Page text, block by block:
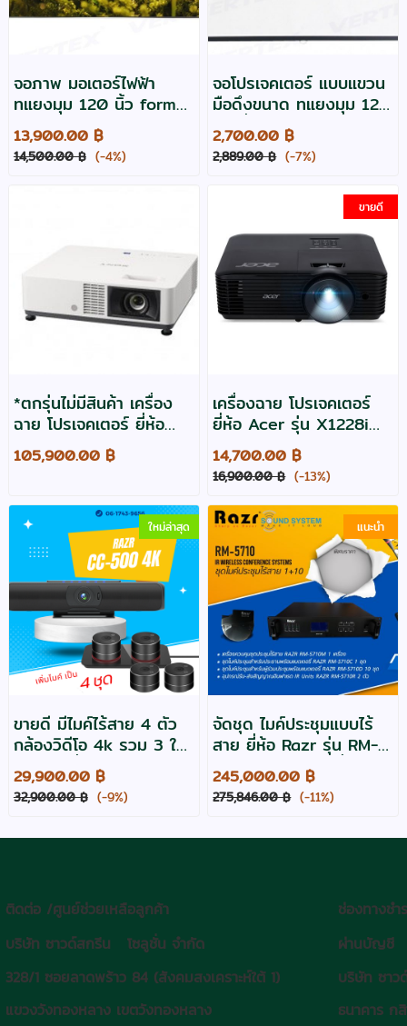
จอภาพ มอเตอร์ไฟฟ้า
ทแยงมุม 120 นิ้ว format
16:9 ยี่ห้อ Vertex
13,900.00 ฿
14,500.00 ฿ (-4%)
จอโปรเจคเตอร์ แบบแขวน
มือดึงขนาด ทแยงมุม 120
นิ้ว ยี่ห้อ Screenboy
2,700.00 ฿
2,889.00 ฿ (-7%)
*ตกรุ่นไม่มีสินค้า เครื่อง
ฉาย โปรเจคเตอร์ ยี่ห้อ
Sony รุ่น VPL-PHZ50
สว่าง 5000,WUXA
105,900.00 ฿
ขายดี
เครื่องฉาย โปรเจคเตอร์
ยี่ห้อ Acer รุ่น X1228i
สว่าง 4000 ระดับ XGA
,มี WIFI
14,700.00 ฿
16,900.00 ฿ (-13%)
ใหม่ล่าสุด
ขายดี มีไมค์ไร้สาย 4 ตัว
กล้องวิดีโอ 4k รวม 3 ใน
1 เดียว ยี่ห้อ Razr รุ่น
CC-500-4K ประกัน 2 ปี
29,900.00 ฿
32,900.00 ฿ (-9%)
แนะนำ
จัดชุด ไมค์ประชุมแบบไร้
สาย ยี่ห้อ Razr รุ่น RM-
5710 สำหรับ 11 ที่นั่ง
245,000.00 ฿
275,846.00 ฿ (-11%)
ติดต่อ /ศูนย์ช่วยเหลือลูกค้า
บริษัท ซาวด์สกรีน โซลูชั่น จำกัด
328/1 ซอยลาดพร้าว 84 (สังคมสงเคราะห์ใต้ 1)
แขวงวังทองหลาง เขตวังทองหลาง
ช่องทางชำ
ผ่านบัญชี
บริษัท ซาว
ธนาคาร ก